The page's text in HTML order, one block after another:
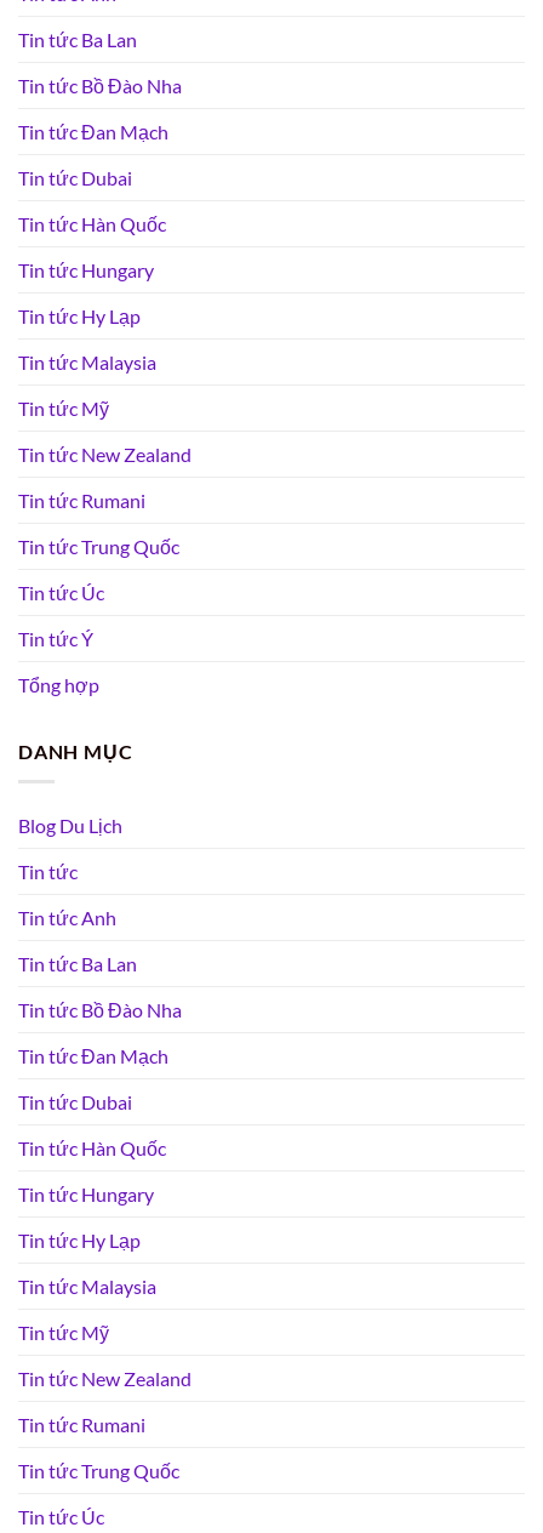
Tin tức Ba Lan
Tin tức Bồ Đào Nha
Tin tức Đan Mạch
Tin tức Dubai
Tin tức Hàn Quốc
Tin tức Hungary
Tin tức Hy Lạp
Tin tức Malaysia
Tin tức Mỹ
Tin tức New Zealand
Tin tức Rumani
Tin tức Trung Quốc
Tin tức Úc
Tin tức Ý
Tổng hợp
DANH MỤC
Blog Du Lịch
Tin tức
Tin tức Anh
Tin tức Ba Lan
Tin tức Bồ Đào Nha
Tin tức Đan Mạch
Tin tức Dubai
Tin tức Hàn Quốc
Tin tức Hungary
Tin tức Hy Lạp
Tin tức Malaysia
Tin tức Mỹ
Tin tức New Zealand
Tin tức Rumani
Tin tức Trung Quốc
Tin tức Úc